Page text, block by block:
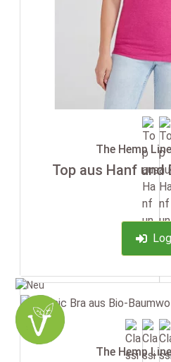
The Hemp
Top aus Hanf und
The Hemp